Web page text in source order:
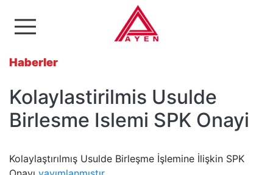
Ayen Enerji A.Ş
Haberler
Kolaylastirilmis Usulde
Birlesme Islemi SPK Onayi
Kolaylaştırılmış Usulde Birleşme İşlemine İlişkin SPK